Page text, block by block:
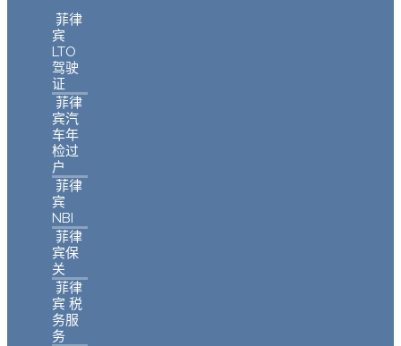
菲律
宾
LTO
驾驶
证
菲律
宾汽
车年
检过
户
菲律
宾
NBI
菲律
宾保
关
菲律
宾 税
务服
务